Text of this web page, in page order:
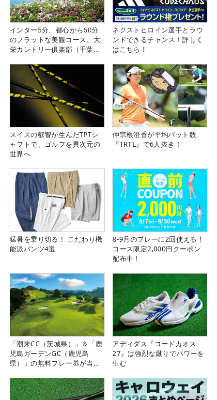
インター5分、都心から60分
のフラットな美観コース。大
栄カントリー俱楽部（千葉
ネクストヒロイン選手とラウ
ンドできるチャンス！詳しく
はこちら！
スイスの叡智が生んだTPTシ
ャフトで、ゴルフを異次元の
世界へ
仲宗根澄香が平均パット数
『TRTL』で6人抜き！
猛暑を乗り切る！ こだわり機
能派パンツ4選
8-9月のプレーに2回使える！
コース限定2,000円クーポン
配布中！
「潮来CC（茨城県）」＆「鹿
児島ガーデンGC（鹿児島
県）」の無料プレー券が当た
アディダス『コードカオス
27』は強烈な蹴りでパワーを
生む